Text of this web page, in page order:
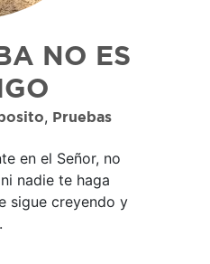
NO ES
, Pruebas
en el Señor, no
nadie te haga
sigue creyendo y